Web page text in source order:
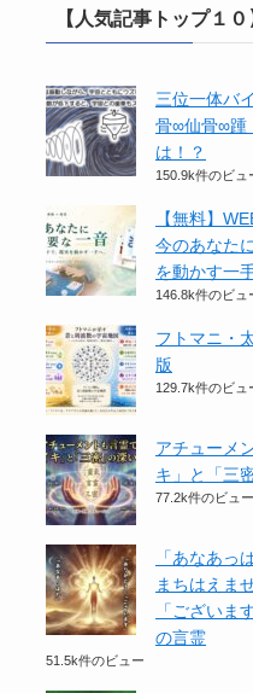
【人気記事トップ１
三位一体バ
骨∞仙骨∞踵
は！？
150.9k件のビュ
【無料】
今のあなた
を動かす一
146.8k件のビュ
フトマニ・
版
129.7k件のビュ
アチューメ
キ」と「三
77.2k件のビュー
「あなあっ
まちはえま
「ございま
の言霊
51.5k件のビュー